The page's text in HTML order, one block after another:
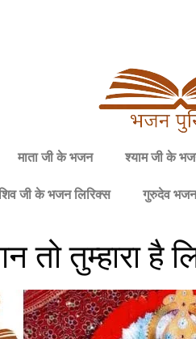
माता जी के भजन श्याम जी के
जी के भजन लिरिक्स गुरुदेव भजन
तुम्हारा है